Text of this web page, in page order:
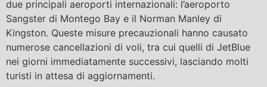
due principali aeroporti internazionali: l’aeroporto
Sangster di Montego Bay e il Norman Manley di
Kingston. Queste misure precauzionali hanno causato
numerose cancellazioni di voli, tra cui quelli di JetBlue
nei giorni immediatamente successivi, lasciando molti
turisti in attesa di aggiornamenti.